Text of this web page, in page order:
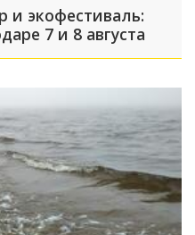
и экофестиваль:
7 и 8 августа